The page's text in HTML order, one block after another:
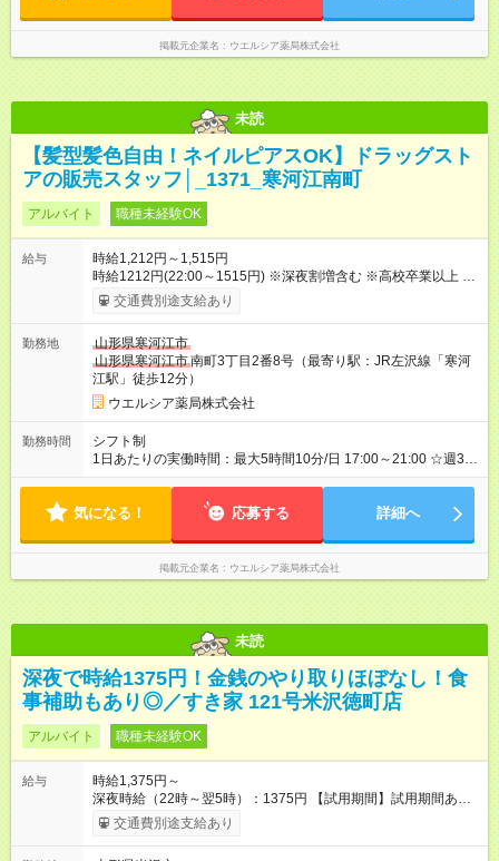
掲載元企業名 ウエルシア薬局株式会社
未読
【髪型髪色自由！ネイルピアスOK】ドラッグスト
アの販売スタッフ│_1371_寒河江南町
アルバイト 職種未経験OK
給与
時給1,212円～1,515円
時給1212円(22:00～1515円) ※深夜割増含む ※高校卒業以上 昇
格に応じて＋20～200円昇給あり （大学生は＋20円まで） ※高
校生は対象外 試用期間あり：入社日から3ヶ月間／本採用と待遇
3ヶ月 雇用形態、給与は本採用時と同じです。
交通費別途支給あり
勤務地
山形県寒河江市
山形県寒河江市南町3丁目2番8号（最寄り駅：JR左沢線「寒河
江駅」徒歩12分）
ウエルシア薬局株式会社
勤務時間
シフト制
1日あたりの実働時間：最大5時間10分/日 17:00～21:00 ☆週3日
の勤務 19:00～24:10 20:00～24:10 ☆週4日の勤務
気になる！ 応募する 詳細へ
掲載元企業名 ウエルシア薬局株式会社
未読
深夜で時給1375円！金銭のやり取りほぼなし！食
事補助もあり◎／すき家 121号米沢徳町店
アルバイト 職種未経験OK
給与
時給1,375円～
深夜時給（22時～翌5時）：1375円 【試用期間】試用期間あり
試用期間の長さ：1ヶ月 雇用形態、給与は本採用時と同じです。
試用期間の実態は30日（※条件変更なし）ですが、切り上げで
交通費別途支給あり